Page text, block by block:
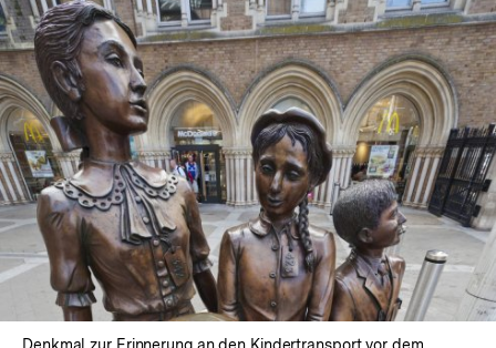
In
Lightbox
öffnen